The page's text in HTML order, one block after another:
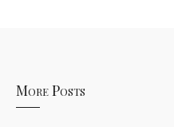
More Posts